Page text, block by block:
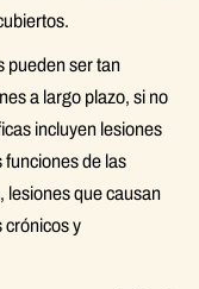
pueden ser tan
a largo plazo, si no
incluyen lesiones
de las
lesiones que causan
crónicos y